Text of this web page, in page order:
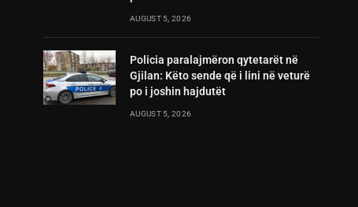
AUGUST 5, 2026
Policia paralajmëron qytetarët në
Gjilan: Këto sende që i lini në veturë
po i joshin hajdutët
AUGUST 5, 2026